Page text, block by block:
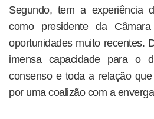
Segundo, tem a experiência
como presidente da
oportunidades muito recentes.
imensa capacidade para o
consenso e toda a relação
por uma coalizão com a